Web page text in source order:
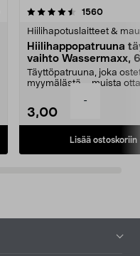
-
1560
Hiilihapotuslaitteet &
Hiilihappopatruuna
vaihto Wassermaxx,
Täyttöpatruuna, joka
myymälästä – muista
3,00
Lisää ostoskoriin
4.5viidestä